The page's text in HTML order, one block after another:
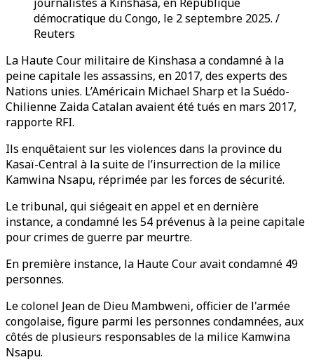
démocratique du Congo, le 2 septembre 2025. /
Reuters
La Haute Cour militaire de Kinshasa a condamné à la
peine capitale les assassins, en 2017, des experts des
Nations unies. L’Américain Michael Sharp et la Suédo-
Chilienne Zaida Catalan avaient été tués en mars 2017,
rapporte RFI.
Ils enquêtaient sur les violences dans la province du
Kasaï-Central à la suite de l’insurrection de la milice
Kamwina Nsapu, réprimée par les forces de sécurité.
Le tribunal, qui siégeait en appel et en dernière
instance, a condamné les 54 prévenus à la peine capitale
pour crimes de guerre par meurtre.
En première instance, la Haute Cour avait condamné 49
personnes.
Le colonel Jean de Dieu Mambweni, officier de l'armée
congolaise, figure parmi les personnes condamnées, aux
côtés de plusieurs responsables de la milice Kamwina
Nsapu.